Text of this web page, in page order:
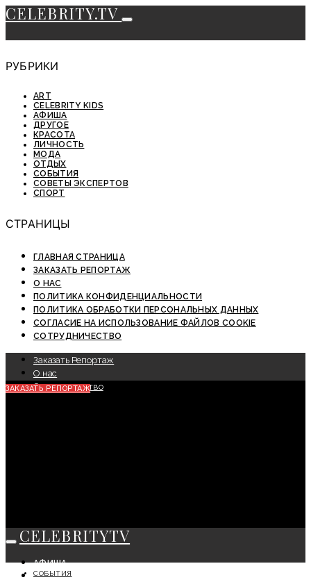
CELEBRITY.TV
РУБРИКИ
ART
CELEBRITY KIDS
АФИША
ДРУГОЕ
КРАСОТА
ЛИЧНОСТЬ
МОДА
ОТДЫХ
СОБЫТИЯ
СОВЕТЫ ЭКСПЕРТОВ
СПОРТ
СТРАНИЦЫ
ГЛАВНАЯ СТРАНИЦА
ЗАКАЗАТЬ РЕПОРТАЖ
О НАС
ПОЛИТИКА КОНФИДЕНЦИАЛЬНОСТИ
ПОЛИТИКА ОБРАБОТКИ ПЕРСОНАЛЬНЫХ ДАННЫХ
СОГЛАСИЕ НА ИСПОЛЬЗОВАНИЕ ФАЙЛОВ COOKIE
СОТРУДНИЧЕСТВО
Заказать Репортаж
О нас
Сотрудничество
ЗАКАЗАТЬ РЕПОРТАЖ
CELEBRITYTV
АФИША
СОБЫТИЯ
СОБЫТИЯ